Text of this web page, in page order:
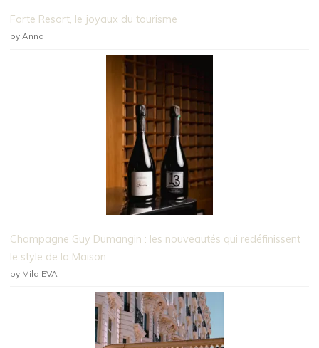
Forte Resort, le joyaux du tourisme
by Anna
Champagne Guy Dumangin : les nouveautés qui redéfinissent
le style de la Maison
by Mila EVA